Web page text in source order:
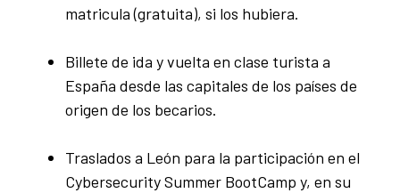
matricula (gratuita), si los hubiera.
Billete de ida y vuelta en clase turista a
España desde las capitales de los países de
origen de los becarios.
Traslados a León para la participación en el
Cybersecurity Summer BootCamp y, en su